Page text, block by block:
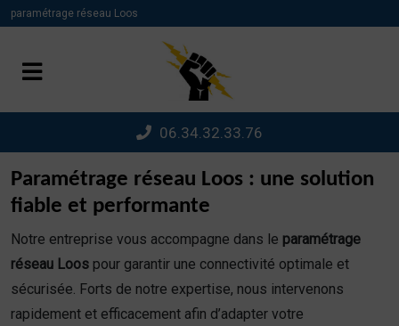
paramétrage réseau Loos
06.34.32.33.76
Paramétrage réseau Loos : une solution
fiable et performante
Notre entreprise vous accompagne dans le paramétrage
réseau Loos pour garantir une connectivité optimale et
sécurisée. Forts de notre expertise, nous intervenons
rapidement et efficacement afin d’adapter votre
Panneau de gestion des cookies